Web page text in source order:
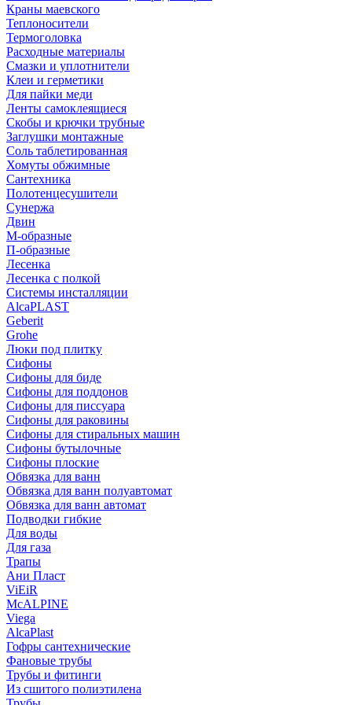
Краны маевского
Теплоносители
Термоголовка
Расходные материалы
Смазки и уплотнители
Клеи и герметики
Для пайки меди
Ленты самоклеящиеся
Скобы и крючки трубные
Заглушки монтажные
Соль таблетированная
Хомуты обжимные
Сантехника
Полотенцесушители
Сунержа
Двин
М-образные
П-образные
Лесенка
Лесенка с полкой
Системы инсталляции
AlcaPLAST
Geberit
Grohe
Люки под плитку
Сифоны
Сифoны для биде
Сифoны для поддонов
Сифoны для писсуара
Сифоны для раковины
Сифоны для стиральных машин
Сифоны бутылочные
Сифоны плоские
Обвязка для ванн
Обвязка для ванн полуавтомат
Обвязка для ванн автомат
Подводки гибкие
Для воды
Для газа
Трапы
Ани Пласт
ViEiR
McALPINE
Viega
AlcaPlast
Гофры сантехнические
Фановые трубы
Трубы и фитинги
Из сшитого полиэтилена